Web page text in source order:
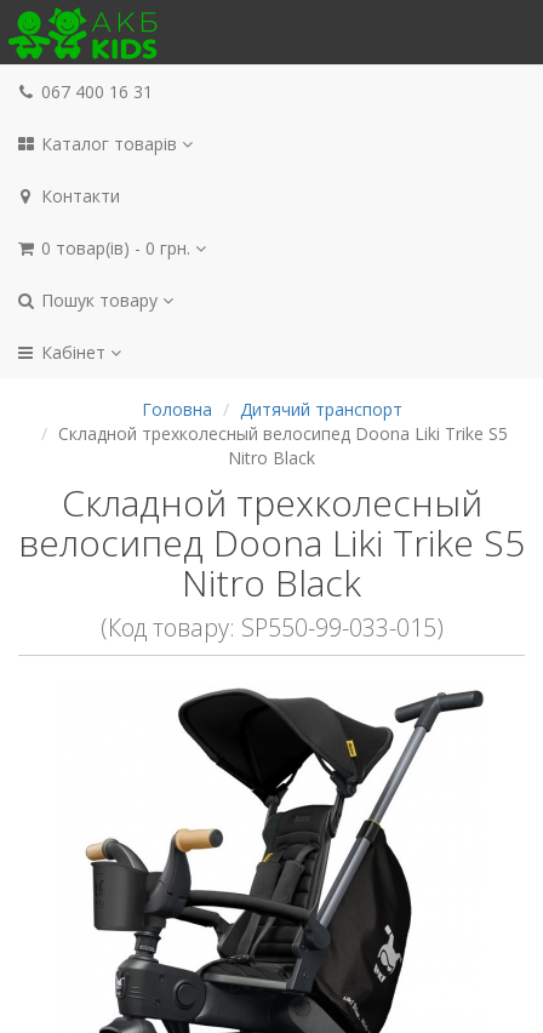
067 400 16 31
Каталог товарів
Контакти
0 товар(ів) - 0 грн.
Пошук товару
Кабінет
Головна
Дитячий транспорт
Складной трехколесный велосипед Doona Liki Trike S5
Nitro Black
Складной трехколесный
велосипед Doona Liki Trike S5
Nitro Black
(Код товару: SP550-99-033-015)